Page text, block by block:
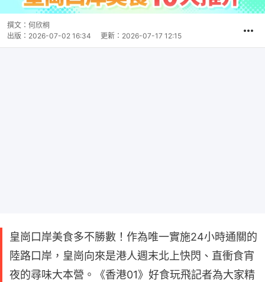
撰文： 何欣桐
出版： 2026-07-02 16:34 更新： 2026-07-17 12:15
皇崗口岸美食多不勝數！作為唯一實施24小時通關的
陸路口岸，皇崗向來是港人週末北上快閃、直衝食宵
夜的尋味大本營。《香港01》好食玩飛記者為大家精